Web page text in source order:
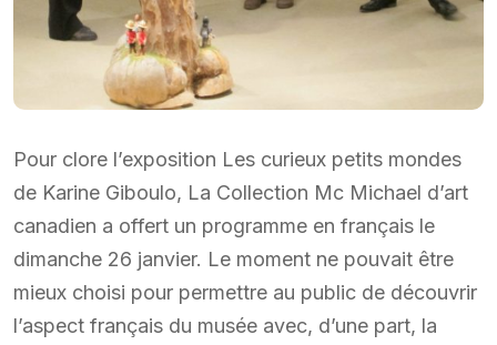
Pour clore l’exposition Les curieux petits mondes
de Karine Giboulo, La Collection Mc Michael d’art
canadien a offert un programme en français le
dimanche 26 janvier. Le moment ne pouvait être
mieux choisi pour permettre au public de découvrir
l’aspect français du musée avec, d’une part, la